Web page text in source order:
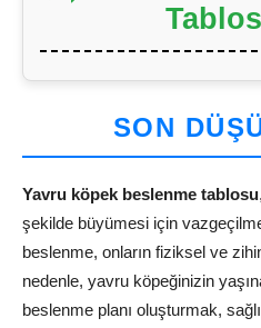
SON
Yavru köpek beslenme tablosu
şekilde büyümesi için
beslenme, onların fiziksel ve
nedenle, yavru köpeğinizin
beslenme planı oluşturmak,